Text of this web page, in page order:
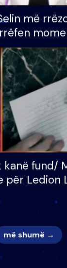
më
e BB
e mëngjesit
kanë fund/
për Ledion
lotët: Nuk
më shumë →